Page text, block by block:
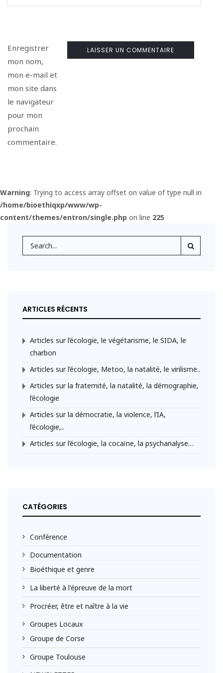
Enregistrer
mon nom,
mon e-mail et
mon site dans
le navigateur
pour mon
prochain
commentaire.
Warning: Trying to access array offset on value of type null in
/home/bioethiqxp/www/wp-
content/themes/entron/single.php on line 225
ARTICLES RÉCENTS
Articles sur l’écologie, le végétarisme, le SIDA, le
charbon
Articles sur l’écologie, Metoo, la natalité, le virilisme..
Articles sur la fraternité, la natalité, la démographie,
l’écologie
Articles sur la démocratie, la violence, l’IA,
l’écologie,..
Articles sur l’écologie, la cocaïne, la psychanalyse…
CATÉGORIES
Conférence
Documentation
Bioéthique et genre
La liberté à l'épreuve de la mort
Procréer, être et naître à la vie
Groupes Locaux
Groupe de Corse
Groupe Toulouse